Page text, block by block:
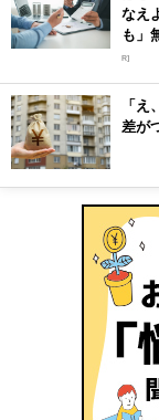
なえ
も」
R]
「え
差が